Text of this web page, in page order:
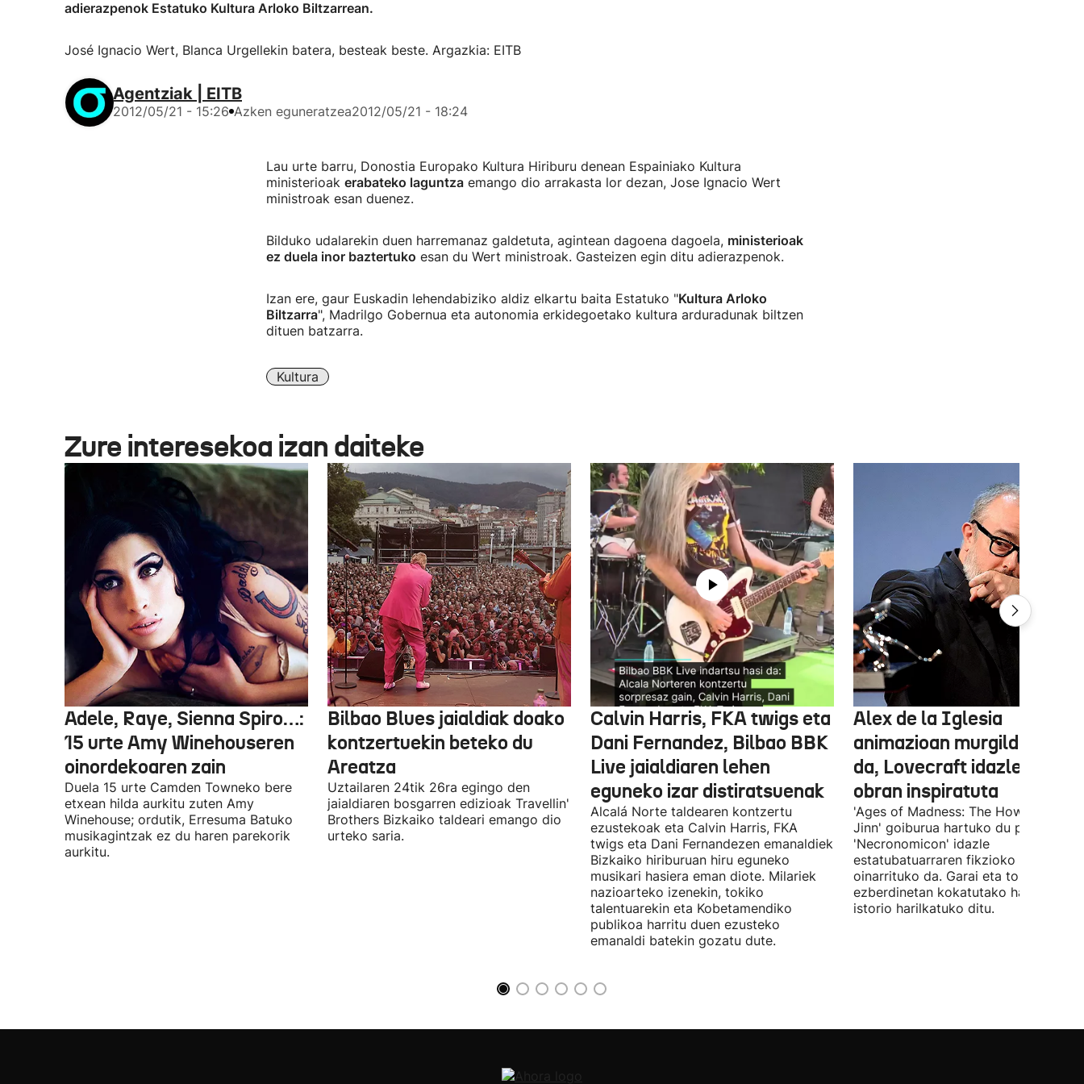
adierazpenok Estatuko Kultura Arloko Biltzarrean.
José Ignacio Wert, Blanca Urgellekin batera, besteak beste. Argazkia: EITB
Agentziak | EITB
2012/05/21 - 15:26 Azken eguneratzea2012/05/21 - 18:24
Lau urte barru, Donostia Europako Kultura Hiriburu denean Espainiako Kultura
ministerioak erabateko laguntzaemango dio arrakasta lor dezan, Jose Ignacio Wert
ministroak esan duenez.
Bilduko udalarekin duen harremanaz galdetuta, agintean dagoena dagoela, ministerioak
ez duela inor baztertuko esan du Wert ministroak. Gasteizen egin ditu adierazpenok.
Izan ere, gaur Euskadin lehendabiziko aldiz elkartu baita Estatuko "Kultura Arloko
Biltzarra", Madrilgo Gobernua eta autonomia erkidegoetako kultura arduradunak biltzen
dituen batzarra.
Kultura
Zure interesekoa izan daiteke
Adele, Raye, Sienna Spiro…:
15 urte Amy Winehouseren
oinordekoaren zain
Duela 15 urte Camden Towneko bere
etxean hilda aurkitu zuten Amy
Winehouse; ordutik, Erresuma Batuko
musikagintzak ez du haren parekorik
aurkitu.
Bilbao Blues jaialdiak doako
kontzertuekin beteko du
Areatza
Uztailaren 24tik 26ra egingo den
jaialdiaren bosgarren edizioak Travellin'
Brothers Bizkaiko taldeari emango dio
urteko saria.
Calvin Harris, FKA twigs eta
Dani Fernandez, Bilbao BBK
Live jaialdiaren lehen
eguneko izar distiratsuenak
Alcalá Norte taldearen kontzertu
ezustekoak eta Calvin Harris, FKA
twigs eta Dani Fernandezen emanaldiek
Bizkaiko hiriburuan hiru eguneko
musikari hasiera eman diote. Milariek
nazioarteko izenekin, tokiko
talentuarekin eta Kobetamendiko
publikoa harritu duen ezusteko
emanaldi batekin gozatu dute.
Alex de la Iglesia
animazioan murgilduko
da, Lovecraft idazlearen
obran inspiratuta
'Ages of Madness: The Howling of
Jinn' goiburua hartuko du pelikulak,
'Necronomicon' idazle
estatubatuarraren fikzioko liburuan
oinarrituko da. Garai eta toki
ezberdinetan kokatutako hainbat
istorio harilkatuko ditu.